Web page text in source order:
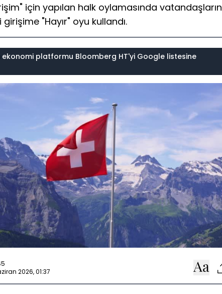
için yapılan halk oylamasında vatandaşların
"Hayır" oyu kullandı.
ekonomi platformu Bloomberg HT'yi Google listesine
2026, 01:37